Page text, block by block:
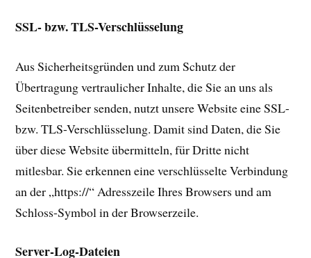
SSL- bzw. TLS-Verschlüsselung
Aus Sicherheitsgründen und zum Schutz der
Übertragung vertraulicher Inhalte, die Sie an uns als
Seitenbetreiber senden, nutzt unsere Website eine SSL-
bzw. TLS-Verschlüsselung. Damit sind Daten, die Sie
über diese Website übermitteln, für Dritte nicht
mitlesbar. Sie erkennen eine verschlüsselte Verbindung
an der „https://“ Adresszeile Ihres Browsers und am
Schloss-Symbol in der Browserzeile.
Server-Log-Dateien